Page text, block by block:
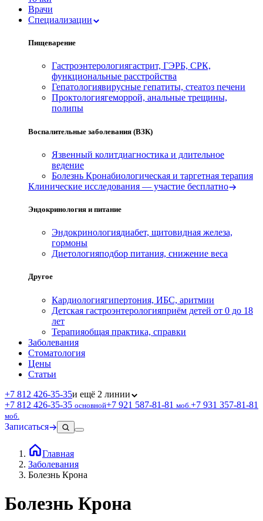
Врачи
Специализации
Пищеварение
Гастроэнтерологиягастрит, ГЭРБ, СРК,
функциональные расстройства
Гепатологиявирусные гепатиты, стеатоз печени
Проктологиягеморрой, анальные трещины,
полипы
Воспалительные заболевания (ВЗК)
Язвенный колитдиагностика и длительное
ведение
Болезнь Кронабиологическая и таргетная терапия
Клинические исследования — участие бесплатно
Эндокринология и питание
Эндокринологиядиабет, щитовидная железа,
гормоны
Диетологияподбор питания, снижение веса
Другое
Кардиологиягипертония, ИБС, аритмии
Детская гастроэнтерологияприём детей от 0 до 18
лет
Терапияобщая практика, справки
Заболевания
Стоматология
Цены
Статьи
+7 812 426‑35‑35и ещё 2 линии
+7 812 426‑35‑35 основной+7 921 587‑81‑81 моб. +7 931 357‑81‑81
моб.
Записаться
Главная
Заболевания
Болезнь Крона
Болезнь Крона